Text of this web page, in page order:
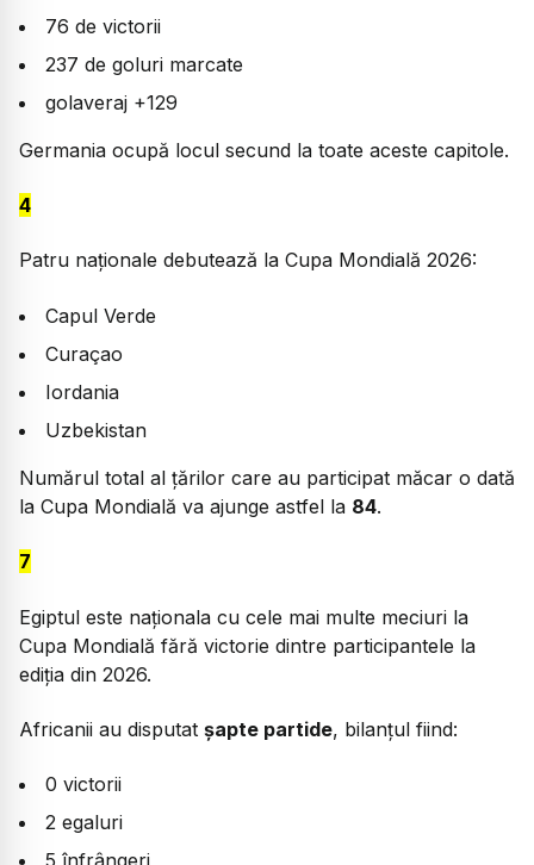
76 de victorii
237 de goluri marcate
golaveraj +129
Germania ocupă locul secund la toate aceste capitole.
4
Patru naționale debutează la Cupa Mondială 2026:
Capul Verde
Curaçao
Iordania
Uzbekistan
Numărul total al țărilor care au participat măcar o dată
la Cupa Mondială va ajunge astfel la 84.
7
Egiptul este naționala cu cele mai multe meciuri la
Cupa Mondială fără victorie dintre participantele la
ediția din 2026.
Africanii au disputat șapte partide, bilanțul fiind:
0 victorii
2 egaluri